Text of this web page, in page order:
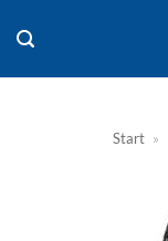
Inhalt
springen
Start »